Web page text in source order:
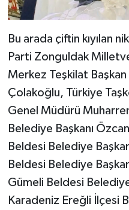
Bu arada çiftin kıyılan
Parti Zonguldak
Merkez Teşkilat Başkan
Çolakoğlu, Türkiye
Genel Müdürü
Belediye Başkanı
Beldesi Belediye
Beldesi Belediye
Gümeli Beldesi
Karadeniz Ereğli İlçesi